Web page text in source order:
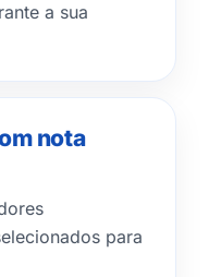
a sua
nota
para